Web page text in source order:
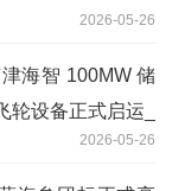
2026-05-26
海智 100MW 储
设备正式启运_
2026-05-26